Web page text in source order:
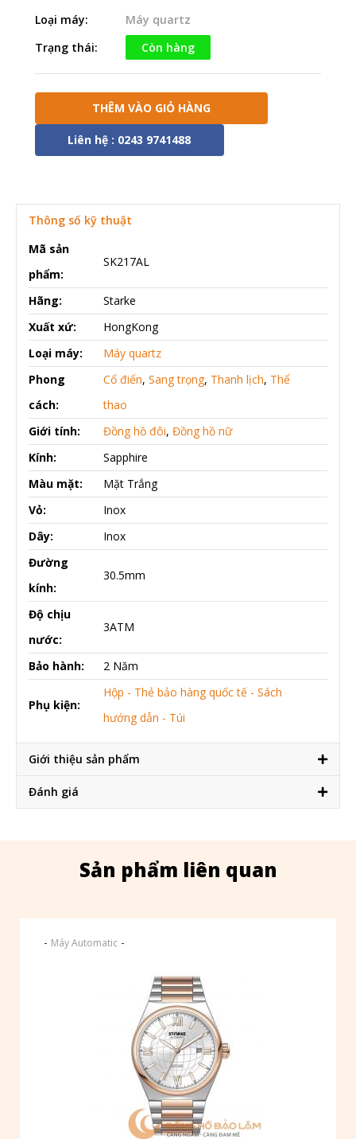
Loại máy:
Máy quartz
Trạng thái:
Còn hàng
THÊM VÀO GIỎ HÀNG
Liên hệ : 0243 9741488
Thông số kỹ thuật
Mã sản
phẩm:
SK217AL
Hãng:
Starke
Xuất xứ:
HongKong
Loại máy:
Máy quartz
Phong
cách:
Cổ điển, Sang trọng, Thanh lịch, Thể
thao
Giới tính:
Đồng hồ đôi, Đồng hồ nữ
Kính:
Sapphire
Màu mặt:
Mặt Trắng
Vỏ:
Inox
Dây:
Inox
Đường
kính:
30.5mm
Độ chịu
nước:
3ATM
Bảo hành: 2 Năm
Phụ kiện:
Hộp - Thẻ bảo hàng quốc tế - Sách
hướng dẫn - Túi
Giới thiệu sản phẩm
Đánh giá
Sản phẩm liên quan
- Máy Automatic -